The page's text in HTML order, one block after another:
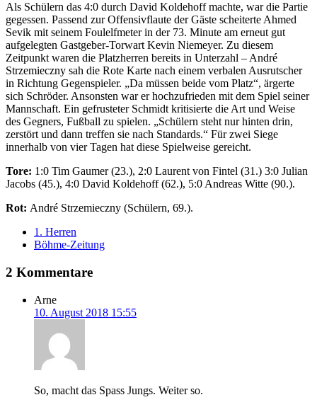
Als Schülern das 4:0 durch David Koldehoff machte, war die Partie
gegessen. Passend zur Offensivflaute der Gäste scheiterte Ahmed
Sevik mit seinem Foulelfmeter in der 73. Minute am erneut gut
aufgelegten Gastgeber-Torwart Kevin Niemeyer. Zu diesem
Zeitpunkt waren die Platzherren bereits in Unterzahl – André
Strzemieczny sah die Rote Karte nach einem verbalen Ausrutscher
in Richtung Gegenspieler. „Da müssen beide vom Platz“, ärgerte
sich Schröder. Ansonsten war er hochzufrieden mit dem Spiel seiner
Mannschaft. Ein gefrusteter Schmidt kritisierte die Art und Weise
des Gegners, Fußball zu spielen. „Schülern steht nur hinten drin,
zerstört und dann treffen sie nach Standards.“ Für zwei Siege
innerhalb von vier Tagen hat diese Spielweise gereicht.
Tore: 1:0 Tim Gaumer (23.), 2:0 Laurent von Fintel (31.) 3:0 Julian
Jacobs (45.), 4:0 David Koldehoff (62.), 5:0 Andreas Witte (90.).
Rot: André Strzemieczny (Schülern, 69.).
1. Herren
Böhme-Zeitung
2 Kommentare
Arne
10. August 2018 15:55
So, macht das Spass Jungs. Weiter so.